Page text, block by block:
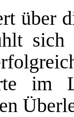
über
im